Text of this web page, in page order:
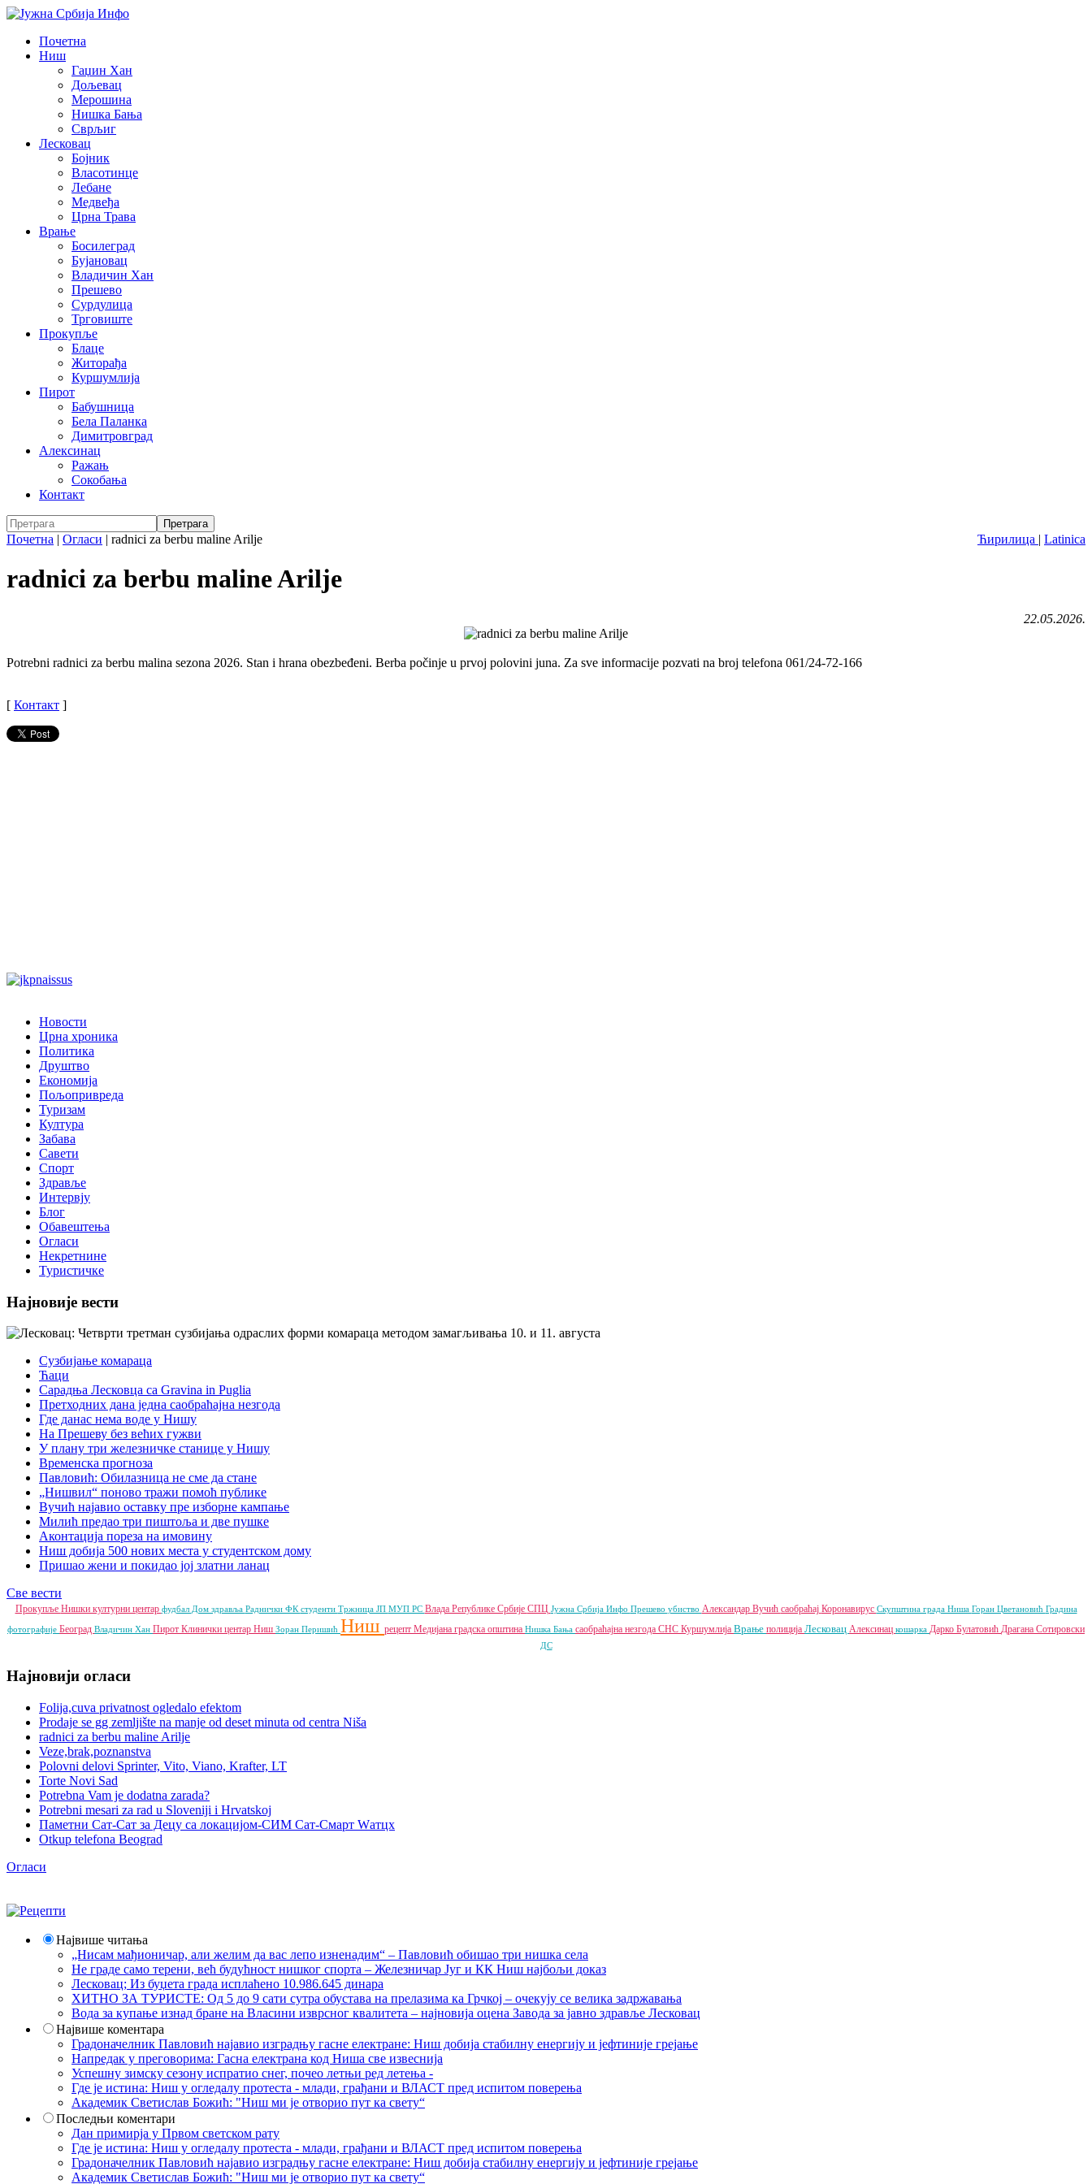
Почетна
Ниш
Гаџин Хан
Дољевац
Мерошина
Нишка Бања
Сврљиг
Лесковац
Бојник
Власотинце
Лебане
Медвеђа
Црна Трава
Врање
Босилеград
Бујановац
Владичин Хан
Прешево
Сурдулица
Трговиште
Прокупље
Блаце
Житорађа
Куршумлија
Пирот
Бабушница
Бела Паланка
Димитровград
Алексинац
Ражањ
Сокобања
Контакт
Ћирилица | Latinica
Почетна | Огласи | radnici za berbu maline Arilje
radnici za berbu maline Arilje
22.05.2026.
Potrebni radnici za berbu malina sezona 2026. Stan i hrana obezbeđeni. Berba počinje u prvoj polovini juna. Za sve informacije pozvati na broj telefona 061/24-72-166
[ Контакт ]
Новости
Црна хроника
Политика
Друштво
Економија
Пољопривреда
Туризам
Култура
Забава
Савети
Спорт
Здравље
Интервју
Блог
Обавештења
Огласи
Некретнине
Туристичке
Најновије вести
Сузбијање комараца
Ћаци
Сарадња Лесковца са Gravina in Puglia
Претходних дана једна саобраћајна незгода
Где данас нема воде у Нишу
На Прешеву без већих гужви
У плану три железничке станице у Нишу
Временска прогноза
Павловић: Обилазница не сме да стане
„Нишвил“ поново тражи помоћ публике
Вучић најавио оставку пре изборне кампање
Милић предао три пиштоља и две пушке
Аконтација пореза на имовину
Ниш добија 500 нових места у студентском дому
Пришао жени и покидао јој златни ланац
Све вести
Прокупље Нишки културни центар фудбал Дом здравља Раднички ФК студенти Тржница ЈП МУП РС Влада Републике Србије СПЦ Јужна Србија Инфо Прешево убиство Александар Вучић саобраћај Коронавирус Скупштина града Ниша Горан Цветановић Градина
фотографије Београд Владичин Хан Пирот Клинички центар Ниш Зоран Перишић Ниш рецепт Медијана градска општина Нишка Бања саобраћајна незгода СНС Куршумлија Врање полиција Лесковац Алексинац кошарка Дарко Булатовић Драгана Сотировски
ДС
Најновији огласи
Folija,cuva privatnost ogledalo efektom
Prodaje se gg zemljište na manje od deset minuta od centra Niša
radnici za berbu maline Arilje
Veze,brak,poznanstva
Polovni delovi Sprinter, Vito, Viano, Krafter, LT
Torte Novi Sad
Potrebna Vam je dodatna zarada?
Potrebni mesari za rad u Sloveniji i Hrvatskoj
Паметни Сат-Сат за Децу са локацијом-СИМ Сат-Смарт Wатцх
Otkup telefona Beograd
Огласи
Највише читања
„Нисам мађионичар, али желим да вас лепо изненадим“ – Павловић обишао три нишка села
Не граде само терени, већ будућност нишког спорта – Железничар Југ и КК Ниш најбољи доказ
Лесковац; Из буџета града исплаћено 10.986.645 динара
ХИТНО ЗА ТУРИСТЕ: Од 5 до 9 сати сутра обустава на прелазима ка Грчкој – очекују се велика задржавања
Вода за купање изнад бране на Власини изврсног квалитета – најновија оцена Завода за јавно здравље Лесковац
Највише коментара
Градоначелник Павловић најавио изградњу гасне електране: Ниш добија стабилну енергију и јефтиније грејање
Напредак у преговорима: Гасна електрана код Ниша све извеснија
Успешну зимску сезону испратио снег, почео летњи ред летења -
Где је истина: Ниш у огледалу протеста - млади, грађани и ВЛАСТ пред испитом поверења
Академик Светислав Божић: "Ниш ми је отворио пут ка свету“
Последњи коментари
Дан примирја у Првом светском рату
Где је истина: Ниш у огледалу протеста - млади, грађани и ВЛАСТ пред испитом поверења
Градоначелник Павловић најавио изградњу гасне електране: Ниш добија стабилну енергију и јефтиније грејање
Академик Светислав Божић: "Ниш ми је отворио пут ка свету“